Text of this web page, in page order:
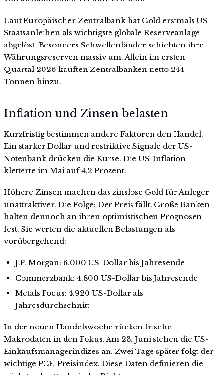
Laut Europäischer Zentralbank hat Gold erstmals US-
Staatsanleihen als wichtigste globale Reserveanlage
abgelöst. Besonders Schwellenländer schichten ihre
Währungsreserven massiv um. Allein im ersten
Quartal 2026 kauften Zentralbanken netto 244
Tonnen hinzu.
Inflation und Zinsen belasten
Kurzfristig bestimmen andere Faktoren den Handel.
Ein starker Dollar und restriktive Signale der US-
Notenbank drücken die Kurse. Die US-Inflation
kletterte im Mai auf 4,2 Prozent.
Höhere Zinsen machen das zinslose Gold für Anleger
unattraktiver. Die Folge: Der Preis fällt. Große Banken
halten dennoch an ihren optimistischen Prognosen
fest. Sie werten die aktuellen Belastungen als
vorübergehend:
J.P. Morgan: 6.000 US-Dollar bis Jahresende
Commerzbank: 4.800 US-Dollar bis Jahresende
Metals Focus: 4.920 US-Dollar als
Jahresdurchschnitt
In der neuen Handelswoche rücken frische
Makrodaten in den Fokus. Am 23. Juni stehen die US-
Einkaufsmanagerindizes an. Zwei Tage später folgt der
wichtige PCE-Preisindex. Diese Daten definieren die